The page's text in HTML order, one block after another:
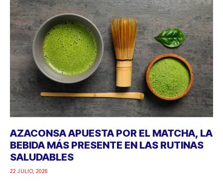
AZACONSA APUESTA POR EL MATCHA, LA
BEBIDA MÁS PRESENTE EN LAS RUTINAS
SALUDABLES
22 JULIO, 2026